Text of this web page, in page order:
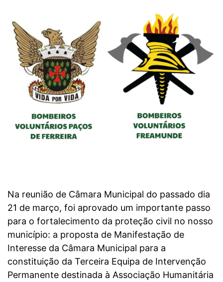
Na reunião de Câmara Municipal do passado dia
21 de março, foi aprovado um importante passo
para o fortalecimento da proteção civil no nosso
município: a proposta de Manifestação de
Interesse da Câmara Municipal para a
constituição da Terceira Equipa de Intervenção
Permanente destinada à Associação Humanitária